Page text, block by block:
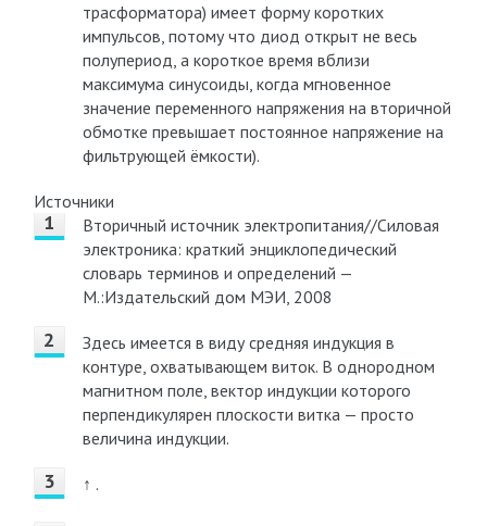
трасформатора) имеет форму коротких
импульсов, потому что диод открыт не весь
полупериод, а короткое время вблизи
максимума синусоиды, когда мгновенное
значение переменного напряжения на вторичной
обмотке превышает постоянное напряжение на
фильтрующей ёмкости).
Источники
Вторичный источник электропитания//Силовая
электроника: краткий энциклопедический
словарь терминов и определений —
М.:Издательский дом МЭИ, 2008
Здесь имеется в виду средняя индукция в
контуре, охватывающем виток. В однородном
магнитном поле, вектор индукции которого
перпендикулярен плоскости витка — просто
величина индукции.
↑ .